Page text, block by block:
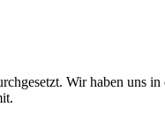
Wir haben uns